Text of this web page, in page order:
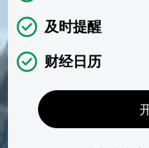
及时提醒
财经日历